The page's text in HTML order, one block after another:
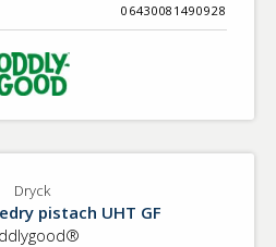
06430081490928
Dryck
pistach UHT GF